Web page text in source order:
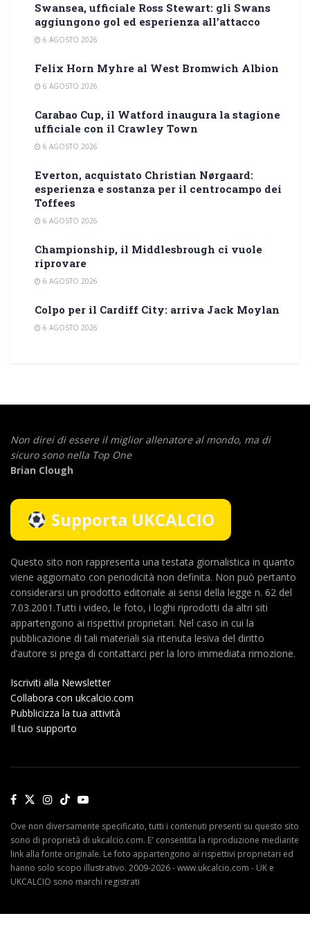
Swansea, ufficiale Ross Stewart: gli Swans
aggiungono gol ed esperienza all’attacco
6 AGOSTO 2026
Felix Horn Myhre al West Bromwich Albion
6 AGOSTO 2026
Carabao Cup, il Watford inaugura la stagione
ufficiale con il Crawley Town
6 AGOSTO 2026
Everton, acquistato Christian Nørgaard:
esperienza e sostanza per il centrocampo dei
Toffees
6 AGOSTO 2026
Championship, il Middlesbrough ci vuole
riprovare
6 AGOSTO 2026
Colpo per il Cardiff City: arriva Jack Moylan
6 AGOSTO 2026
Non direi di essere il miglior allenatore al mondo, ma di
sicuro sono nella Top One
Brian Clough
Supporta UKCALCIO
Questo sito non rappresenta una testata giornalistica in quanto
viene aggiornato con periodicità non definita. Non può pertanto
considerarsi un prodotto editoriale ai sensi della legge n. 62 del
7.03.2001.Tutti i video, le foto, i loghi riprodotti da altri siti
appartengono ai rispettivi proprietari. Nel caso in cui la
pubblicazione di tali materiali sia ritenuta lesiva del diritto
d’autore si prega di contattarci per la loro immediata rimozione.
Iscriviti alla Newsletter
Collabora con ukcalcio.com
Pubblicizza la tua attività
Il tuo supporto
Ove non diversamente specificato, tutti i contenuti presenti su questo sito
sono di proprietà di ukcalcio.com. E' consentita la riproduzione mediante
link alla fonte originale. Le foto appartengono ai rispettivi proprietari ed
hanno solo scopo illustrativo. 2009-2026 - www.ukcalcio.com - UK e
UKCALCIO sono marchi registrati